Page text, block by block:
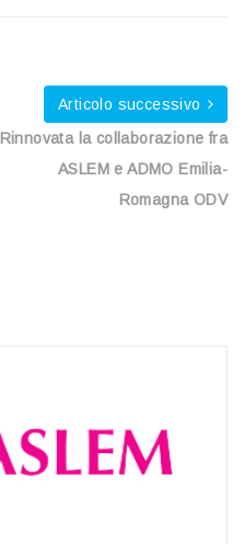
Articolo successivo
Rinnovata la collaborazione fra
ASLEM e ADMO Emilia-
Romagna ODV